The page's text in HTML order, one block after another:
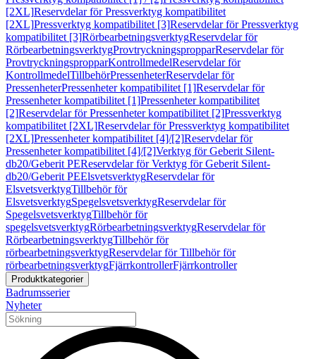
[2XL]Reservdelar för Pressverktyg kompatibilitet
[2XL]Pressverktyg kompatibilitet [3]Reservdelar för Pressverktyg
kompatibilitet [3]RörbearbetningsverktygReservdelar för
RörbearbetningsverktygProvtryckningspropparReservdelar för
ProvtryckningspropparKontrollmedelReservdelar för
KontrollmedelTillbehörPressenheterReservdelar för
PressenheterPressenheter kompatibilitet [1]Reservdelar för
Pressenheter kompatibilitet [1]Pressenheter kompatibilitet
[2]Reservdelar för Pressenheter kompatibilitet [2]Pressverktyg
kompatibilitet [2XL]Reservdelar för Pressverktyg kompatibilitet
[2XL]Pressenheter kompatibilitet [4]/[2]Reservdelar för
Pressenheter kompatibilitet [4]/[2]Verktyg för Geberit Silent-
db20/Geberit PEReservdelar för Verktyg för Geberit Silent-
db20/Geberit PEElsvetsverktygReservdelar för
ElsvetsverktygTillbehör för
ElsvetsverktygSpegelsvetsverktygReservdelar för
SpegelsvetsverktygTillbehör för
spegelsvetsverktygRörbearbetningsverktygReservdelar för
RörbearbetningsverktygTillbehör för
rörbearbetningsverktygReservdelar för Tillbehör för
rörbearbetningsverktygFjärrkontrollerFjärrkontroller
Produktkategorier
Badrumsserier
Nyheter